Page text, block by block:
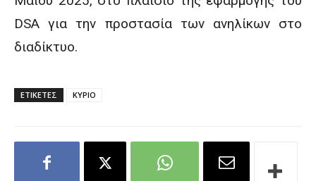
DSA για την προστασία των ανηλίκων στο
διαδίκτυο.
ΕΤΙΚΕΤΕΣ ΚΥΡΙΟ